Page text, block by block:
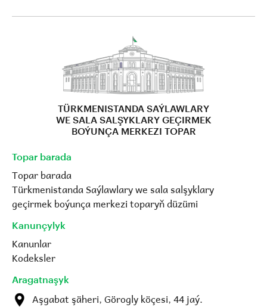
TÜRKMENISTANDA SAÝLAWLARY
WE SALA SALŞYKLARY GEÇIRMEK
BOÝUNÇA MERKEZI TOPAR
Topar barada
Topar barada
Türkmenistanda Saýlawlary we sala salşyklary
geçirmek boýunça merkezi toparyň düzümi
Kanunçylyk
Kanunlar
Kodeksler
Aragatnaşyk
Aşgabat şäheri, Görogly köçesi, 44 jaý.